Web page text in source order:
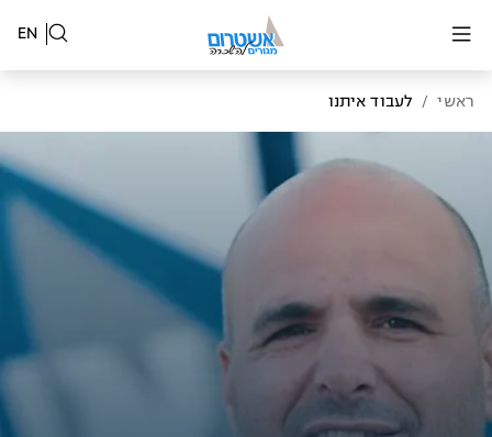
EN
ראשי / לעבוד איתנו